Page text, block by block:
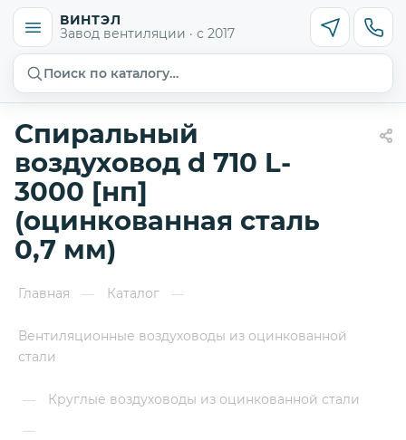
ВИНТЭЛ
Завод вентиляции · с 2017
Поиск по каталогу…
Спиральный
воздуховод d 710 L-
3000 [нп]
(оцинкованная сталь
0,7 мм)
Главная — Каталог —
Вентиляционные воздуховоды из оцинкованной
стали
—
Круглые воздуховоды из оцинкованной стали
—